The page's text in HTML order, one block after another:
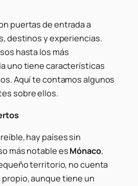
puertas de entrada a
destinos y experiencias.
hasta los más
uno tiene características
Aquí te contamos algunos
sobre ellos.
hay países sin
más notable esMónaco,
territorio, no cuenta
aunque tiene un